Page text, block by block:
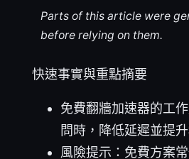
Parts of this article were
before relying on them.
快速事實與重點摘要
免費翻牆加速器的工
問時，降低延遲並提
風險提示：免費方案